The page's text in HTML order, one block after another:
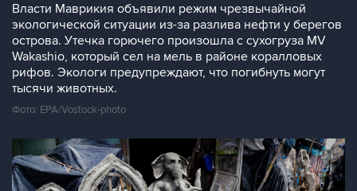
Власти Маврикия объявили режим чрезвычайной
экологической ситуации из-за разлива нефти у берегов
острова. Утечка горючего произошла с сухогруза MV
Wakashio, который сел на мель в районе коралловых
рифов. Экологи предупреждают, что погибнуть могут
тысячи животных.
Фото: EPA/Vostock-photo